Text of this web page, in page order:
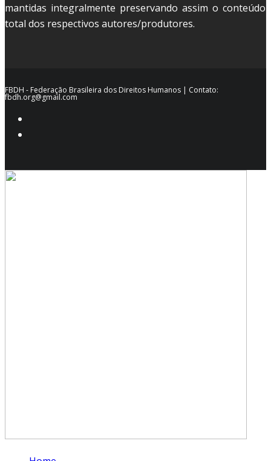
mantidas integralmente preservando assim o conteúdo
total dos respectivos autores/produtores.
FBDH - Federação Brasileira dos Direitos Humanos | Contato:
fbdh.org@gmail.com